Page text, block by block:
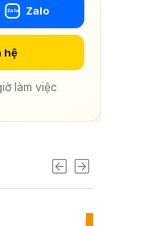
Zalo Zalo
hệ
làm việc